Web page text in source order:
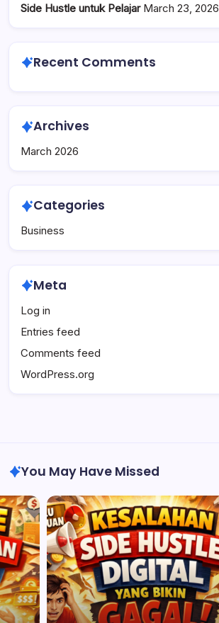
Side Hustle untuk Pelajar March 23, 2026
Recent Comments
Archives
March 2026
Categories
Business
Meta
Log in
Entries feed
Comments feed
WordPress.org
You May Have Missed